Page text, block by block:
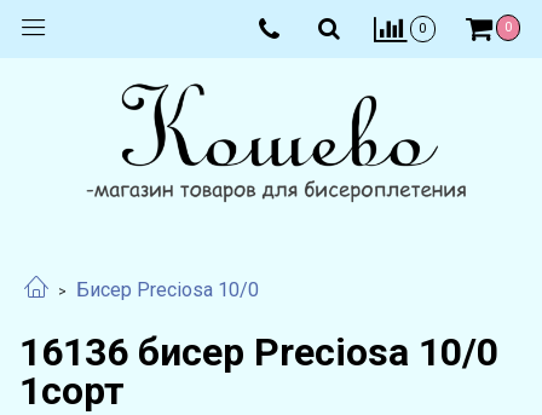
0 0
Бисер Preciosa 10/0
16136 бисер Preciosa 10/0
1сорт